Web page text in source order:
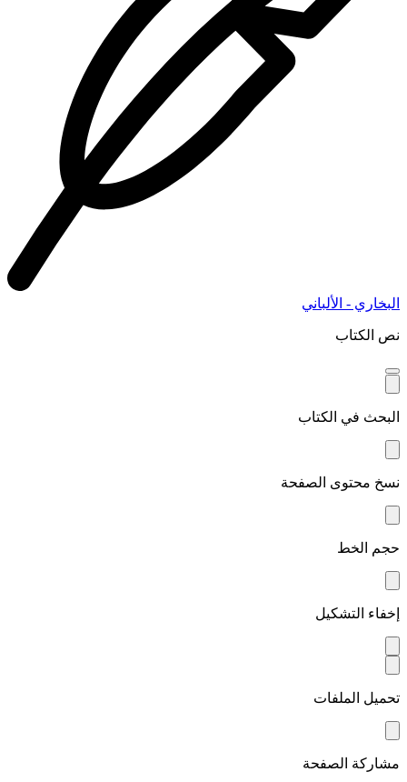
البخاري - الألباني
نص الكتاب
البحث في الكتاب
نسخ محتوى الصفحة
حجم الخط
إخفاء التشكيل
تحميل الملفات
مشاركة الصفحة